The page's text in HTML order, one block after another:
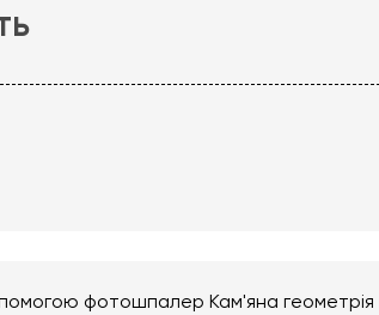
фотошпалер Кам'яна геометрія